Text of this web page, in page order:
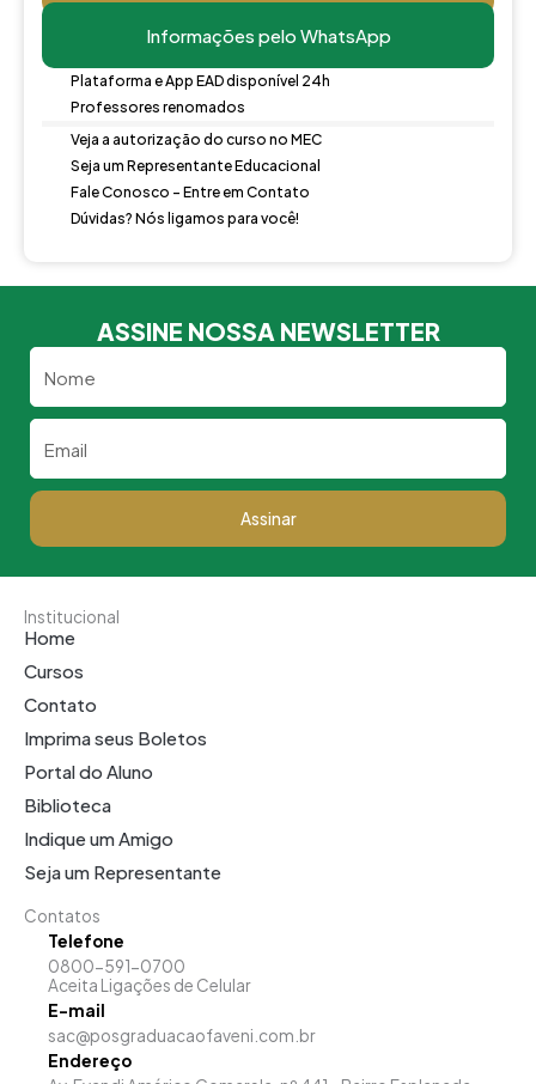
Informações pelo WhatsApp
Plataforma e App EAD disponível 24h
Professores renomados
Veja a autorização do curso no MEC
Seja um Representante Educacional
Fale Conosco - Entre em Contato
Dúvidas? Nós ligamos para você!
ASSINE NOSSA NEWSLETTER
Assinar
Institucional
Home
Cursos
Contato
Imprima seus Boletos
Portal do Aluno
Biblioteca
Indique um Amigo
Seja um Representante
Contatos
Telefone
0800-591-0700
Aceita Ligações de Celular
E-mail
sac@posgraduacaofaveni.com.br
Endereço